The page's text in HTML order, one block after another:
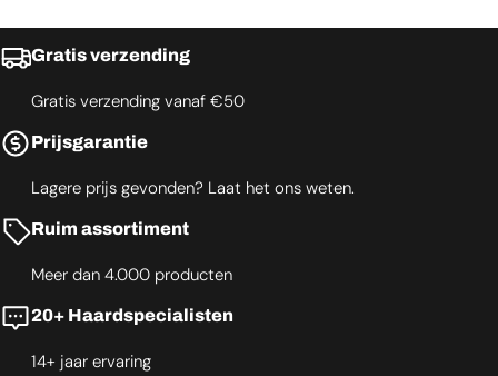
Gratis verzending
Gratis verzending vanaf €50
Prijsgarantie
Lagere prijs gevonden? Laat het ons weten.
Ruim assortiment
Meer dan 4.000 producten
20+ Haardspecialisten
14+ jaar ervaring